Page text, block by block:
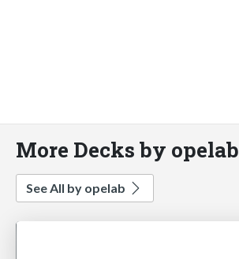
More Decks by opelab
See All by opelab